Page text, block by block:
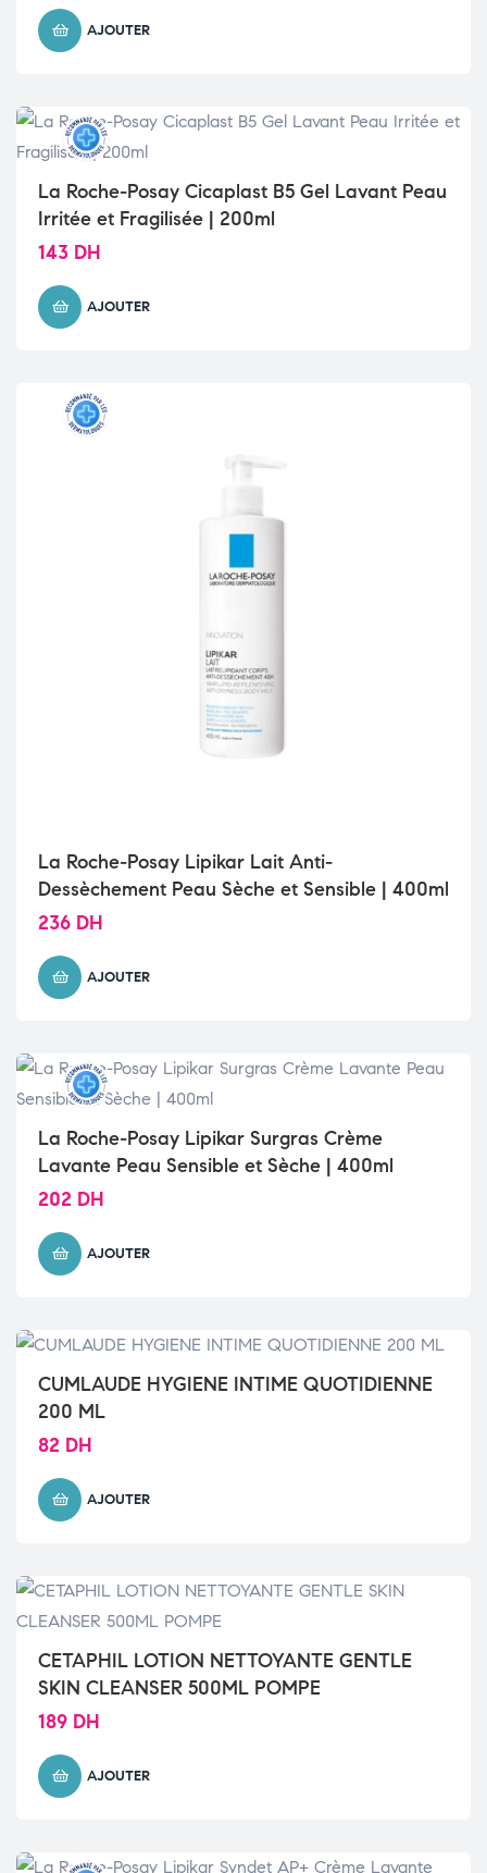
AJOUTER
La Roche-Posay Cicaplast B5 Gel Lavant Peau
Irritée et Fragilisée | 200ml
143 DH
AJOUTER
La Roche-Posay Lipikar Lait Anti-
Dessèchement Peau Sèche et Sensible | 400ml
236 DH
AJOUTER
La Roche-Posay Lipikar Surgras Crème
Lavante Peau Sensible et Sèche | 400ml
202 DH
AJOUTER
CUMLAUDE HYGIENE INTIME QUOTIDIENNE
200 ML
82 DH
AJOUTER
CETAPHIL LOTION NETTOYANTE GENTLE
SKIN CLEANSER 500ML POMPE
189 DH
AJOUTER